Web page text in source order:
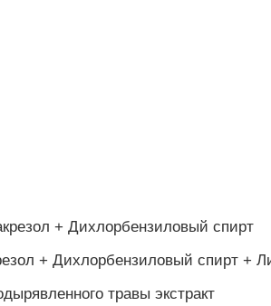
+ Дихлорбензиловый спирт
+ Дихлорбензиловый спирт +
травы экстракт